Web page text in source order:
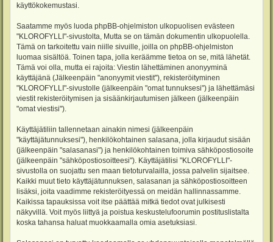
käyttökokemustasi.
Saatamme myös luoda phpBB-ohjelmiston ulkopuolisen evästeen
"KLOROFYLLI"-sivustolta, Mutta se on tämän dokumentin ulkopuolella.
Tämä on tarkoitettu vain niille sivuille, joilla on phpBB-ohjelmiston
luomaa sisältöä. Toinen tapa, jolla keräämme tietoa on se, mitä lähetät.
Tämä voi olla, mutta ei rajoita: Viestin lähettäminen anonyyminä
käyttäjänä (Jälkeenpäin "anonyymit viestit"), rekisteröityminen
"KLOROFYLLI"-sivustolle (jälkeenpäin "omat tunnuksesi") ja lähettämäsi
viestit rekisteröitymisen ja sisäänkirjautumisen jälkeen (jälkeenpäin
"omat viestisi").
Käyttäjätiliin tallennetaan ainakin nimesi (jälkeenpäin
"käyttäjätunnuksesi"), henkilökohtainen salasana, jolla kirjaudut sisään
(jälkeenpäin "salasanasi") ja henkilökohtainen toimiva sähköpostiosoite
(jälkeenpäin "sähköpostiosoitteesi"). Käyttäjätilisi "KLOROFYLLI"-
sivustolla on suojattu sen maan tietoturvalailla, jossa palvelin sijaitsee.
Kaikki muut tieto käyttäjätunnuksen, salasanan ja sähköpostiosoitteen
lisäksi, joita vaadimme rekisteröityessä on meidän hallinnassamme.
Kaikissa tapauksissa voit itse päättää mitkä tiedot ovat julkisesti
näkyvillä. Voit myös liittyä ja poistua keskustelufoorumin postituslistalta
koska tahansa haluat muokkaamalla omia asetuksiasi.